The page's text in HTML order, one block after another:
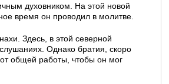
духовником. На этой новой
время он проводил в молитве.
Здесь, в этой северной
Однако братия, скоро
общей работы, чтобы он мог